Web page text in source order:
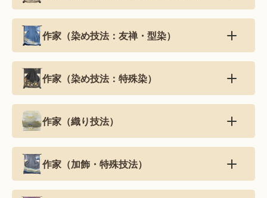
作家（染め技法：友禅・型染）
作家（染め技法：特殊染）
作家（織り技法）
作家（加飾・特殊技法）